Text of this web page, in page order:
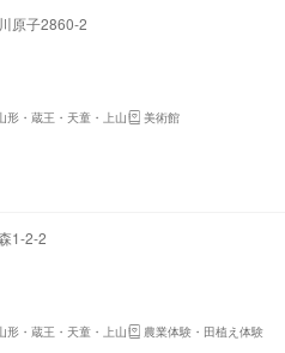
原子2860-2
形・蔵王・天童・上山 美術館
1-2-2
形・蔵王・天童・上山 農業体験・田植え体験